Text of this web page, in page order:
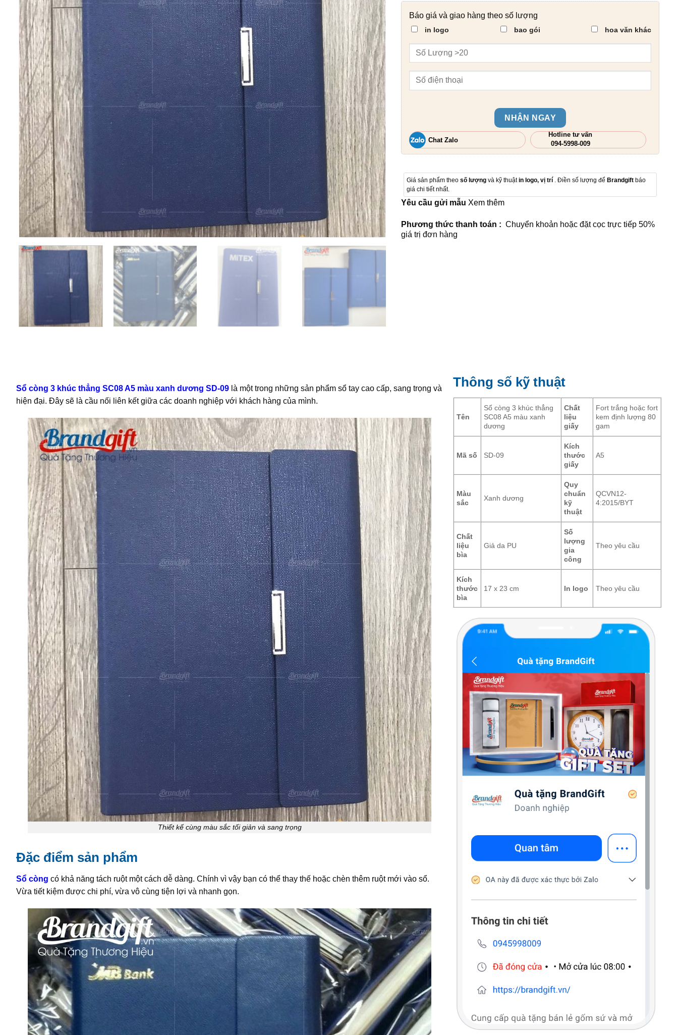
Báo giá và giao hàng theo số lượng
in logo bao gói hoa văn khác
NHẬN NGAY
Chat Zalo
Hotline tư vấn
094-5998-009
Giá sản phẩm theo số lượng và kỹ thuậtin logo, vị trí . Điền số lượng để Brandgift báo
giá chi tiết nhất.
Yêu cầu gửi mẫu Xem thêm
Phương thức thanh toán : Chuyển khoản hoặc đặt cọc trực tiếp 50%
giá trị đơn hàng
Sổ còng 3 khúc thẳng SC08 A5 màu xanh dương SD-09là một trong những sản phẩm sổ tay cao cấp, sang trọng và
hiện đại. Đây sẽ là cầu nối liên kết giữa các doanh nghiệp với khách hàng của mình.
Thiết kế cùng màu sắc tối giản và sang trọng
Đặc điểm sản phẩm
Sổ còng có khả năng tách ruột một cách dễ dàng. Chính vì vậy bạn có thể thay thế hoặc chèn thêm ruột mới vào sổ.
Vừa tiết kiệm được chi phí, vừa vô cùng tiện lợi và nhanh gọn.
Thông số kỹ thuật
Tên
Sổ còng 3 khúc thẳng
SC08 A5 màu xanh
dương
Chất
liệu
giấy
Fort trắng hoặc fort
kem định lượng 80
gam
Mã số SD-09
Kích
thước
giấy
A5
Màu
sắc
Xanh dương
Quy
chuẩn
kỹ
thuật
QCVN12-
4:2015/BYT
Chất
liệu
bìa
Giả da PU
Số
lượng
gia
công
Theo yêu cầu
Kích
thước
bìa
17 x 23 cm In logo Theo yêu cầu